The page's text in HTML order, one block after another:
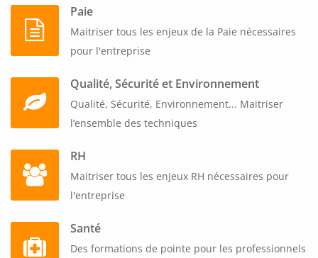
Paie
Maitriser tous les enjeux de la Paie nécessaires
pour l'entreprise
Qualité, Sécurité et Environnement
Qualité, Sécurité, Environnement... Maitriser
l’ensemble des techniques
RH
Maitriser tous les enjeux RH nécessaires pour
l'entreprise
Santé
Des formations de pointe pour les professionnels